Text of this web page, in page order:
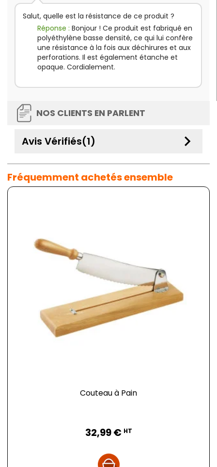
Salut, quelle est la résistance de ce produit ?
Réponse : Bonjour ! Ce produit est fabriqué en
polyéthylène basse densité, ce qui lui confère
une résistance à la fois aux déchirures et aux
perforations. Il est également étanche et
opaque. Cordialement.
NOS CLIENTS EN PARLENT
Avis Vérifiés(1) keyboard_arrow_down
Fréquemment achetés ensemble
Couteau à Pain
32,99 € HT